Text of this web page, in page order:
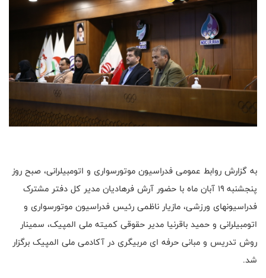
به گزارش روابط عمومی فدراسیون موتورسواری و اتومبیلرانی، صبح روز
پنجشنبه ۱۹ آبان ماه با حضور آرش فرهادیان مدیر کل دفتر مشترک
فدراسیونهای ورزشی، مازیار ناظمی رئیس فدراسیون موتورسواری و
اتومبیلرانی و حمید باقرنیا مدیر حقوقی کمیته ملی المپیک، سمینار
روش تدریس و مبانی حرفه ای مربیگری در آکادمی ملی المپیک برگزار
شد.